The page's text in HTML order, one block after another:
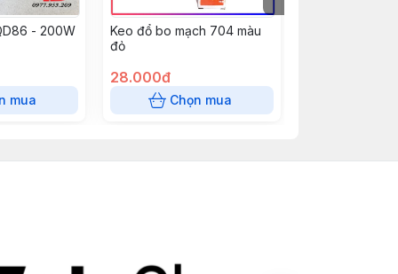
- 200W
mua
Keo đổ bo mạch 704 màu
đỏ
28.000đ
Chọn mua